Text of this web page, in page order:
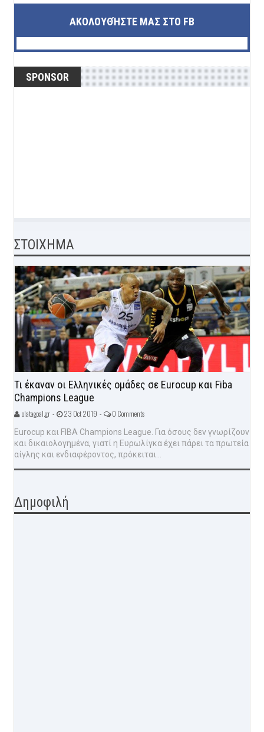
ΑΚΟΛΟΥΘΉΣΤΕ ΜΑΣ ΣΤΟ FB
SPONSOR
ΣΤΟΙΧΗΜΑ
Τι έκαναν οι Ελληνικές ομάδες σε Eurocup και Fiba
Champions League
olatagoal.gr - 23 Oct 2019 - 0 Comments
Eurocup και FIBA Champions League. Για όσους δεν γνωρίζουν
και δικαιολογημένα, γιατί η Ευρωλίγκα έχει πάρει τα πρωτεία
αίγλης και ενδιαφέροντος, πρόκειται...
Δημοφιλή